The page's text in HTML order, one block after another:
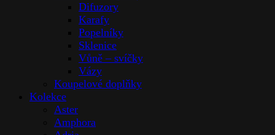
Difuzory
Karafy
Popelníky
Sklenice
Vůně – svíčky
Vázy
Koupelové doplňky
Kolekce
Aster
Amphora